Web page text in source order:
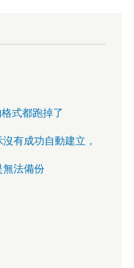
式都跑掉了
有成功自動建立，
無法備份